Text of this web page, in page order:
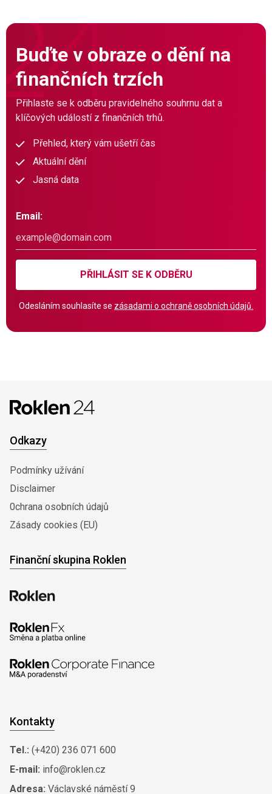
Buďte v obraze o dění na
finančních trzích
Přihlaste se k odběru pravidelného souhrnu dat a
klíčových událostí z finančních trhů.
Přehled, který vám ušetří čas
Aktuální dění
Jasná data
Email:
PŘIHLÁSIT SE K ODBĚRU
Odesláním souhlasíte se zásadami o ochraně osobních údajů.
Odkazy
Podmínky užívání
Disclaimer
0chrana osobních údajů
Zásady cookies (EU)
Finanční skupina Roklen
Kontakty
Tel.: (+420) 236 071 600
E-mail: info@roklen.cz
Adresa: Václavské náměstí 9